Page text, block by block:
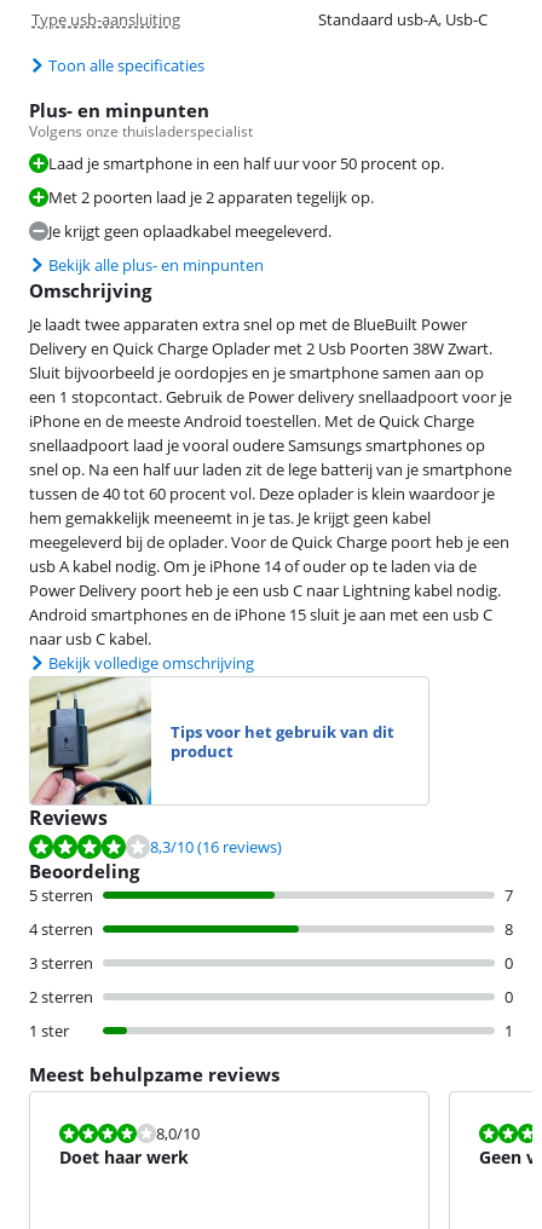
Type usb-aansluiting Standaard usb-A, Usb-C
Toon alle specificaties
Plus- en minpunten
Volgens onze thuisladerspecialist
Laad je smartphone in een half uur voor 50 procent op.
Met 2 poorten laad je 2 apparaten tegelijk op.
Je krijgt geen oplaadkabel meegeleverd.
Bekijk alle plus- en minpunten
Omschrijving
Je laadt twee apparaten extra snel op met de BlueBuilt Power
Delivery en Quick Charge Oplader met 2 Usb Poorten 38W Zwart.
Sluit bijvoorbeeld je oordopjes en je smartphone samen aan op
een 1 stopcontact. Gebruik de Power delivery snellaadpoort voor je
iPhone en de meeste Android toestellen. Met de Quick Charge
snellaadpoort laad je vooral oudere Samsungs smartphones op
snel op. Na een half uur laden zit de lege batterij van je smartphone
tussen de 40 tot 60 procent vol. Deze oplader is klein waardoor je
hem gemakkelijk meeneemt in je tas. Je krijgt geen kabel
meegeleverd bij de oplader. Voor de Quick Charge poort heb je een
usb A kabel nodig. Om je iPhone 14 of ouder op te laden via de
Power Delivery poort heb je een usb C naar Lightning kabel nodig.
Android smartphones en de iPhone 15 sluit je aan met een usb C
naar usb C kabel.
Bekijk volledige omschrijving
Tips voor het gebruik van dit
product
Reviews
Beoordeling is 8,3 van de 10, gebaseerd op 16 reviews.
8,3/10(16 reviews)
Beoordeling
5 sterren
7
4 sterren
8
3 sterren
0
2 sterren
0
1 ster
1
Meest behulpzame reviews
Beoordeling is 8,0 van de 10.
8,0/10
Doet haar werk Geen